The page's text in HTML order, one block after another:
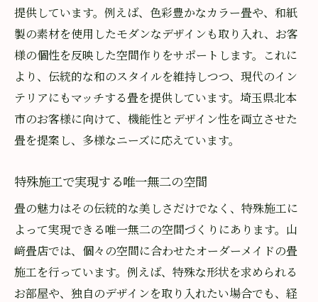
提供しています。例えば、色彩豊かなカラー畳や、和紙
製の素材を使用したモダンなデザインも取り入れ、お客
様の個性を反映した空間作りをサポートします。これに
より、伝統的な和のスタイルを維持しつつ、現代のイン
テリアにもマッチする畳を提供しています。埼玉県北本
市のお客様に向けて、機能性とデザイン性を両立させた
畳を提案し、多様なニーズに応えています。
特殊施工で実現する唯一無二の空間
畳の魅力はその伝統的な美しさだけでなく、特殊施工に
よって実現できる唯一無二の空間づくりにあります。山
﨑畳店では、個々の空間に合わせたオーダーメイドの畳
施工を行っています。例えば、特殊な形状を求められる
お部屋や、独自のデザインを取り入れたい場合でも、経